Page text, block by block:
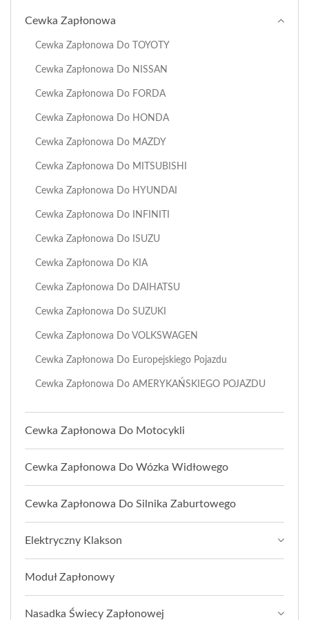
Cewka Zapłonowa
Cewka Zapłonowa Do TOYOTY
Cewka Zapłonowa Do NISSAN
Cewka Zapłonowa Do FORDA
Cewka Zapłonowa Do HONDA
Cewka Zapłonowa Do MAZDY
Cewka Zapłonowa Do MITSUBISHI
Cewka Zapłonowa Do HYUNDAI
Cewka Zapłonowa Do INFINITI
Cewka Zapłonowa Do ISUZU
Cewka Zapłonowa Do KIA
Cewka Zapłonowa Do DAIHATSU
Cewka Zapłonowa Do SUZUKI
Cewka Zapłonowa Do VOLKSWAGEN
Cewka Zapłonowa Do Europejskiego Pojazdu
Cewka Zapłonowa Do AMERYKAŃSKIEGO POJAZDU
Cewka Zapłonowa Do Motocykli
Cewka Zapłonowa Do Wózka Widłowego
Cewka Zapłonowa Do Silnika Zaburtowego
Elektryczny Klakson
Moduł Zapłonowy
Nasadka Świecy Zapłonowej